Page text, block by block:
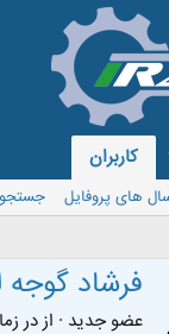
کاربران
های پروفایل
جستجو
فرشاد گوجه
عضو جدید · ازدر